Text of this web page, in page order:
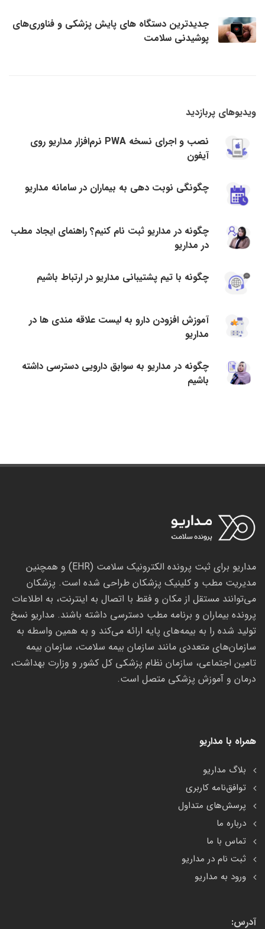
جدیدترین دستگاه های پایش پزشکی و فناوری‌های
پوشیدنی سلامت
ویدیوهای پربازدید
نصب و اجرای نسخه PWA نرم‌افزار مداریو روی
آیفون
چگونگی نوبت دهی به بیماران در سامانه مداریو
چگونه در مداریو ثبت نام کنیم؟ راهنمای ایجاد مطب
در مداریو
چگونه با تیم پشتیبانی مداریو در ارتباط باشیم
آموزش افزودن دارو به لیست علاقه مندی ها در
مداریو
چگونه در مداریو به سوابق دارویی دسترسی داشته
باشیم
مداریو برای ثبت پرونده الکترونیک سلامت (EHR) و همچنین
مدیریت مطب و کلینیک پزشکان طراحی شده است. پزشکان
می‌توانند مستقل از مکان و فقط با اتصال به اینترنت، به اطلاعات
پرونده بیماران و برنامه مطب دسترسی داشته باشند. مداریو نسخ
تولید شده را به بیمه‌های پایه ارائه می‌کند و به همین واسطه به
سازمان‌های متعددی مانند سازمان بیمه سلامت، سازمان بیمه
تامین اجتماعی، سازمان نظام پزشکی کل کشور و وزارت بهداشت،
درمان و آموزش پزشکی متصل است.
همراه با مداریو
بلاگ مداریو
توافق‌نامه کاربری
پرسش‌های متداول
درباره ما
تماس با ما
ثبت نام در مداریو
ورود به مداریو
آدرس: